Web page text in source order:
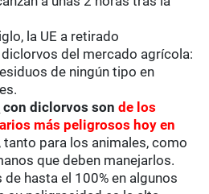
la UE a retirado
del mercado agrícola:
de ningún tipo en
con diclorvos sonde los
más peligrosos hoy en
, tanto para los animales, como
que deben manejarlos.
de hasta el 100% en algunos